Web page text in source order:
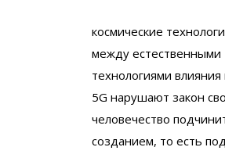
космические
между естественными
технологиями
5G нарушают закон
человечество
созданием, то есть